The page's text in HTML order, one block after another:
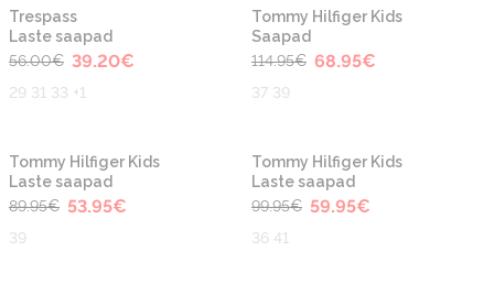
Trespass
Laste saapad
56.00€ 39.20€
29 31 33 +1
-40%
Tommy Hilfiger Kids
Saapad
114.95€ 68.95€
37 39
-40%
Tommy Hilfiger Kids
Laste saapad
89.95€ 53.95€
39
-40%
Tommy Hilfiger Kids
Laste saapad
99.95€ 59.95€
36 41